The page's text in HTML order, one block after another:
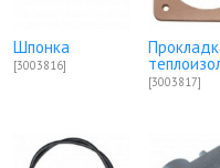
Шпонка
[3003816]
[3003817]